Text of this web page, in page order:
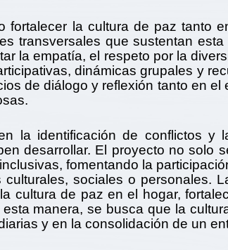
fortalecer la cultura de paz tanto
transversales que sustentan
la empatía, el respeto por la
dinámicas grupales y
de diálogo y reflexión tanto en el
la identificación de conflictos
desarrollar. El proyecto no solo
fomentando la
sociales o personales.
cultura de paz en el hogar,
manera, se busca que la
y en la consolidación de un